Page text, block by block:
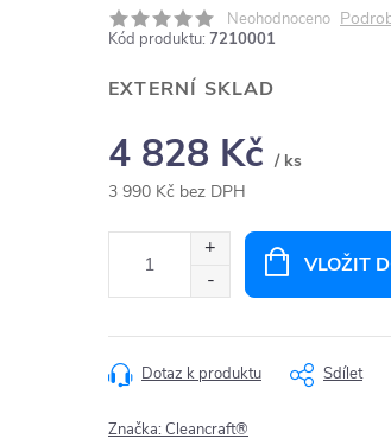
Neohodnoceno
Kód produktu: 7210001
EXTERNÍ SKLAD
4 828 Kč / ks
3 990 Kč bez DPH
VLOŽIT
Dotaz k produktu Sdílet
Značka:Cleancraft®